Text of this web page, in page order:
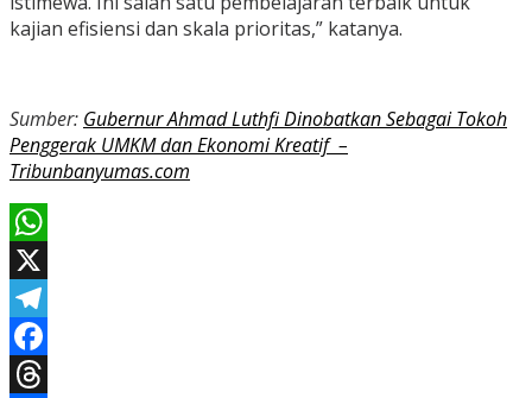
kajian efisiensi dan skala prioritas,” katanya.
Sumber: Gubernur Ahmad Luthfi Dinobatkan Sebagai Tokoh
Penggerak UMKM dan Ekonomi Kreatif –
Tribunbanyumas.com
WhatsApp
X
Telegram
Facebook